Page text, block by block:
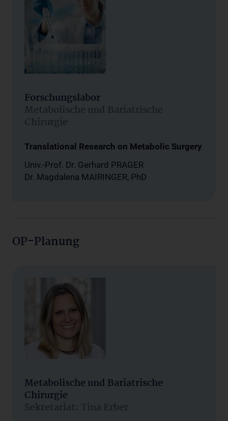
Forschungslabor
Metabolische und Bariatrische
Chirurgie
Translational Research on Metabolic Surgery
Univ.-Prof. Dr. Gerhard PRAGER
Dr. Magdalena MAIRINGER, PhD
OP-Planung
Metabolische und Bariatrische
Chirurgie
Sekretariat: Tina Erber